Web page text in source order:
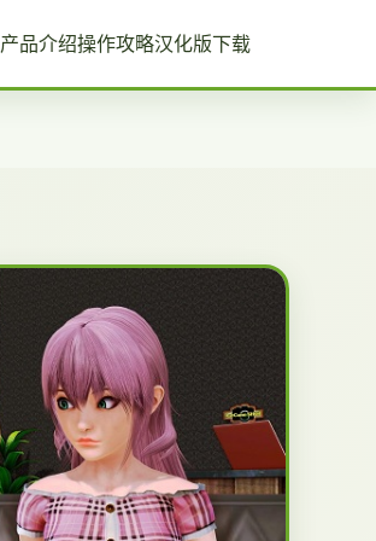
产品介绍操作攻略汉化版下载